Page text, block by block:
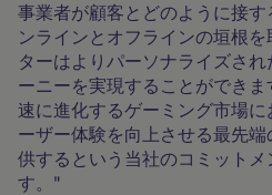
事業者が顧客とどのように接
ンラインとオフラインの垣根
ターはよりパーソナライズさ
ーニーを実現することができ
速に進化するゲーミング市場
ーザー体験を向上させる最先
供するという当社のコミット
す。"